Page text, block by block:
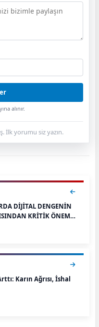
alınır.
İlk yorumu siz yazın.
DİJİTAL DENGENİN
KRİTİK ÖNEME
Karın Ağrısı, İshal